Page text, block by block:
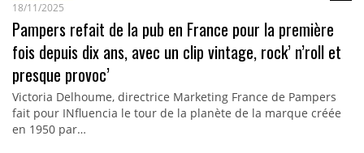
18/11/2025
Pampers refait de la pub en France pour la première
fois depuis dix ans, avec un clip vintage, rock’ n’roll et
presque provoc’
Victoria Delhoume, directrice Marketing France de Pampers
fait pour INfluencia le tour de la planète de la marque créée
en 1950 par…